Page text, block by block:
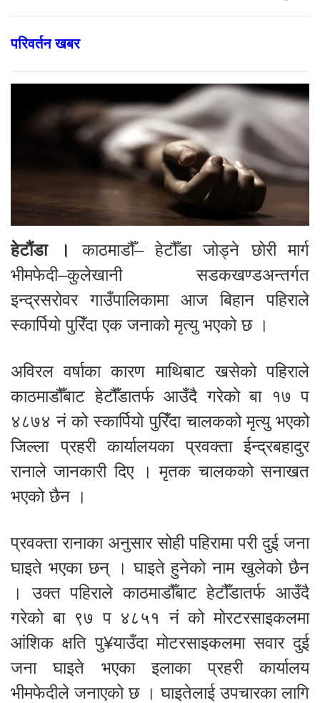
परिवर्तन खबर
हेटौंडा ।
काठमाडौँ– हेटौँडा जोड्ने छोरी मार्ग
भीमफेदी–कुलेखानी सडकखण्डअन्तर्गत
इन्द्रसरोवर गाउँपालिकामा आज बिहान पहिराले
स्कार्पियो पुरिँदा एक जनाको मृत्यु भएको छ ।
अविरल वर्षाका कारण माथिबाट खसेको पहिराले
काठमाडौँबाट हेटौँडातर्फ आउँदै गरेको बा १७ प
४८७४ नं को स्कार्पियो पुरिँदा चालकको मृत्यु भएको
जिल्ला प्रहरी कार्यालयका प्रवक्ता ईन्द्रबहादुर
रानाले जानकारी दिए । मृतक चालकको सनाखत
भएको छैन ।
प्रवक्ता रानाका अनुसार सोही पहिरामा परी दुई जना
घाइते भएका छन् । घाइते हुनेको नाम खुलेको छैन
। उक्त पहिराले काठमाडौँबाट हेटौँडातर्फ आउँदै
गरेको बा ९७ प ४८५१ नं को मोरटरसाइकलमा
आंशिक क्षति पु¥याउँदा मोटरसाइकलमा सवार दुई
जना घाइते भएका इलाका प्रहरी कार्यालय
भीमफेदीले जनाएको छ । घाइतेलाई उपचारका लागि